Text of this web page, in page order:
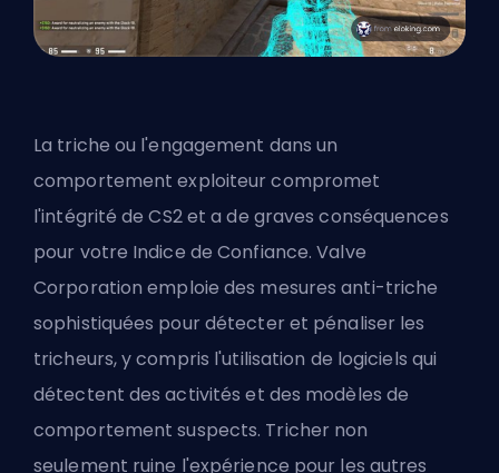
La triche ou l'engagement dans un
comportement exploiteur compromet
l'intégrité de CS2 et a de graves conséquences
pour votre Indice de Confiance. Valve
Corporation emploie des mesures anti-triche
sophistiquées pour détecter et pénaliser les
tricheurs, y compris l'utilisation de logiciels qui
détectent des activités et des modèles de
comportement suspects. Tricher non
seulement ruine l'expérience pour les autres